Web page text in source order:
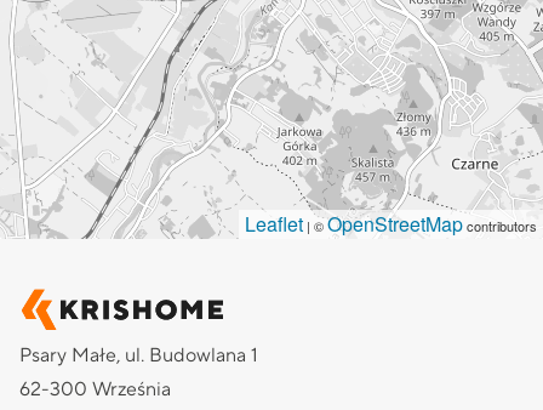
Leaflet | ©OpenStreetMapcontributors
Psary Małe, ul. Budowlana 1
62-300 Września